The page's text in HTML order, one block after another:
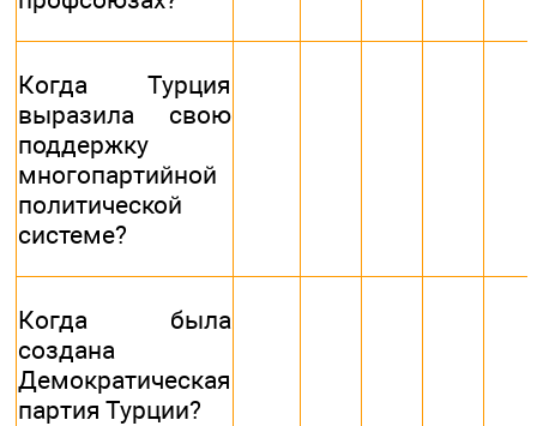
Когда Турция
выразила свою
поддержку
многопартийной
политической
системе?
Когда была
создана
Демократическая
партия Турции?